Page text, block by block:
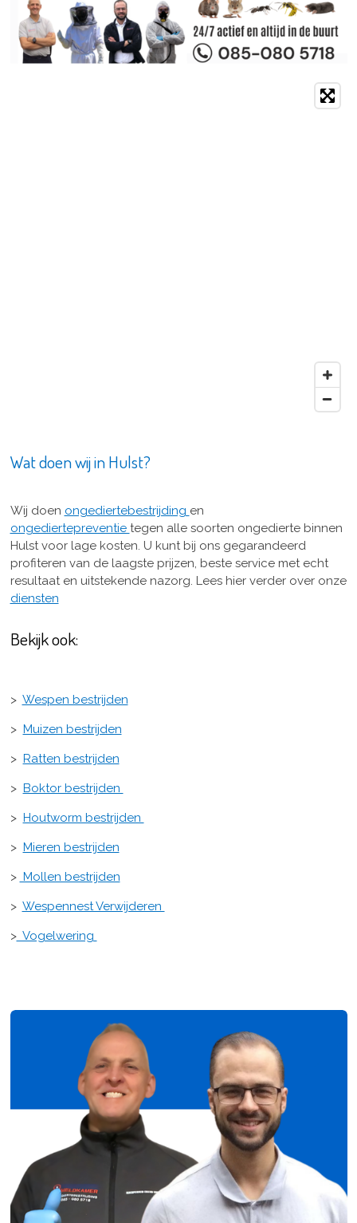
Wat doen wij in Hulst?
Wij doen ongediertebestrijding en
ongediertepreventie tegen alle soorten ongedierte binnen
Hulst voor lage kosten. U kunt bij ons gegarandeerd
profiteren van de laagste prijzen, beste service met echt
resultaat en uitstekende nazorg. Lees hier verder over onze
diensten
Bekijk ook:
> Wespen bestrijden
> Muizen bestrijden
> Ratten bestrijden
> Boktor bestrijden
> Houtworm bestrijden
> Mieren bestrijden
> Mollen bestrijden
> Wespennest Verwijderen
>Vogelwering